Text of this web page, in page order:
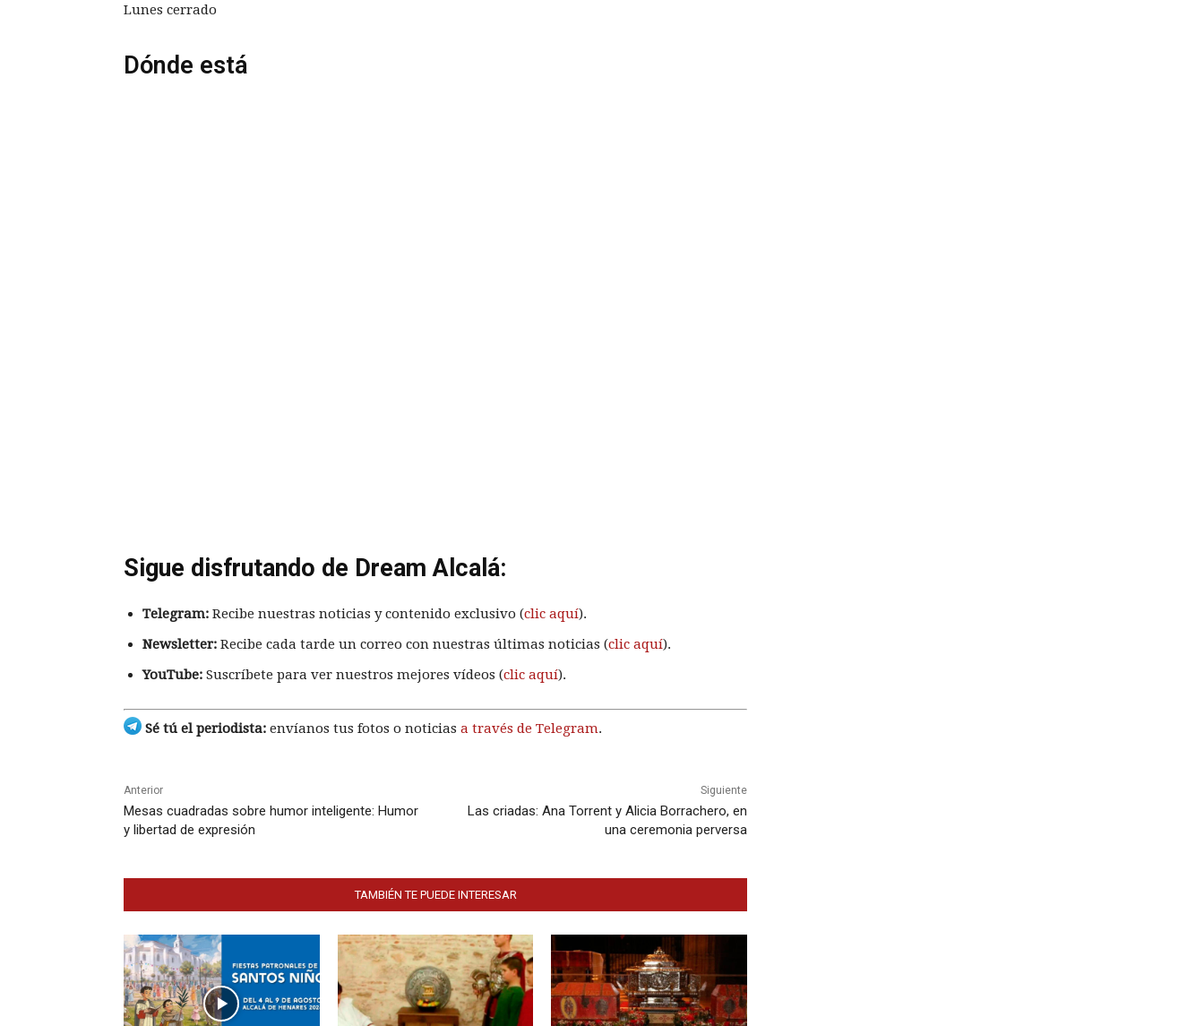
Lunes cerrado
Dónde está
Sigue disfrutando de Dream Alcalá:
Telegram: Recibe nuestras noticias y contenido exclusivo (clic aquí).
Newsletter: Recibe cada tarde un correo con nuestras últimas noticias (clic aquí).
YouTube: Suscríbete para ver nuestros mejores vídeos (clic aquí).
Sé tú el periodista: envíanos tus fotos o noticias a través de Telegram.
Anterior
Mesas cuadradas sobre humor inteligente: Humor
y libertad de expresión
Siguiente
Las criadas: Ana Torrent y Alicia Borrachero, en
una ceremonia perversa
TAMBIÉN TE PUEDE INTERESAR